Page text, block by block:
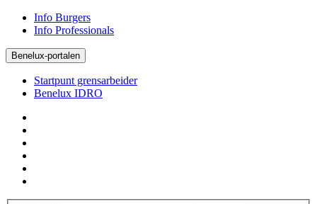
Info Burgers
Info Professionals
Benelux-portalen
Startpunt grensarbeider
Benelux IDRO